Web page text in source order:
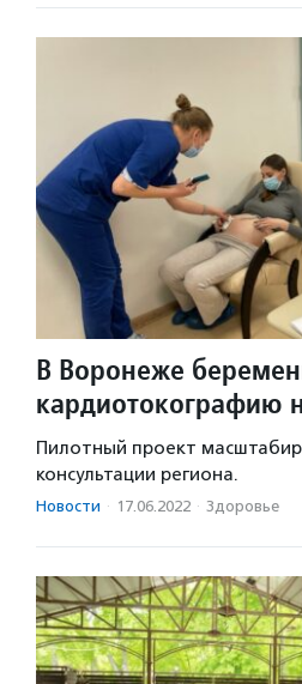
В Воронеже
кардиотокографию
Пилотный проект
консультации региона.
Новости · 17.06.2022 · Здоровье